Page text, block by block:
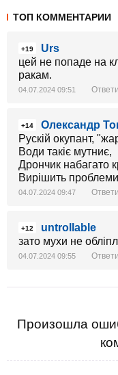
ТОП КОММЕНТАРИИ
+19
Urs
цей не попаде на
ракам.
04.07.2024 09:51
+14
Олександр
Рускій окупант,
Води такіє мутниє,
Дрончик набагато
Вирішить
04.07.2024 09:47
+12
untrollable
зато мухи не
04.07.2024 09:55
Произошла